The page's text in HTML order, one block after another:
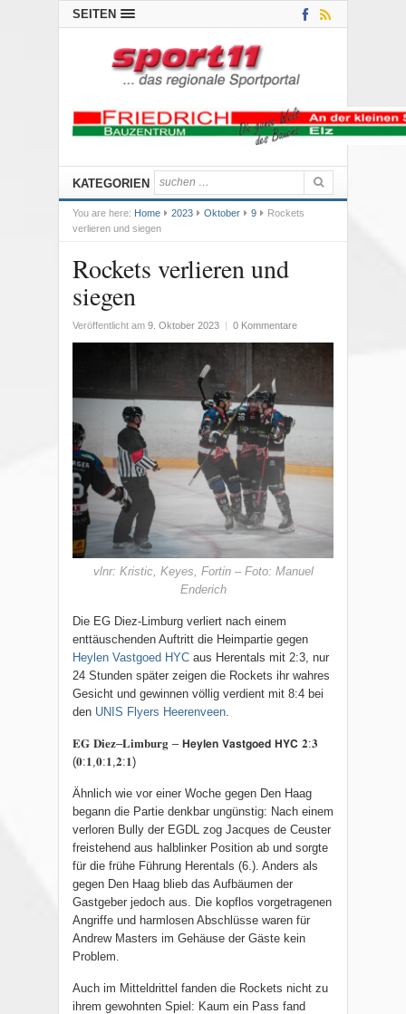
SEITEN
KATEGORIEN
You are here: Home 2023 Oktober 9
Rockets
verlieren und siegen
Rockets verlieren und
siegen
Veröffentlicht am 9. Oktober 2023 0 Kommentare
vlnr: Kristic, Keyes, Fortin – Foto: Manuel
Enderich
Die EG Diez-Limburg verliert nach einem
enttäuschenden Auftritt die Heimpartie gegen
Heylen Vastgoed HYC aus Herentals mit 2:3, nur
24 Stunden später zeigen die Rockets ihr wahres
Gesicht und gewinnen völlig verdient mit 8:4 bei
den UNIS Flyers Heerenveen
𝐄𝐆 𝐃𝐢𝐞𝐳–𝐋𝐢𝐦𝐛𝐮𝐫𝐠 – 𝗛𝗲𝘆𝗹𝗲𝗻 𝗩𝗮𝘀𝘁𝗴𝗼𝗲𝗱 𝗛𝗬𝗖 𝟐:𝟑
(𝟎:𝟏 𝟎:𝟏 𝟐:𝟏)
Ähnlich wie vor einer Woche gegen Den Haag
begann die Partie denkbar ungünstig: Nach einem
verloren Bully der EGDL zog Jacques de Ceuster
freistehend aus halblinker Position ab und sorgte
für die frühe Führung Herentals (6.). Anders als
gegen Den Haag blieb das Aufbäumen der
Gastgeber jedoch aus. Die kopflos vorgetragenen
Angriffe und harmlosen Abschlüsse waren für
Andrew Masters im Gehäuse der Gäste kein
Problem.
Auch im Mitteldrittel fanden die Rockets nicht zu
ihrem gewohnten Spiel: Kaum ein Pass fand